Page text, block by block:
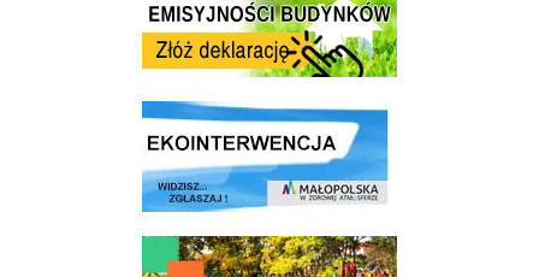
link do strony ekointerwencja dot.- powietrza
link do strony - Wielicki Budżet Obywatelski